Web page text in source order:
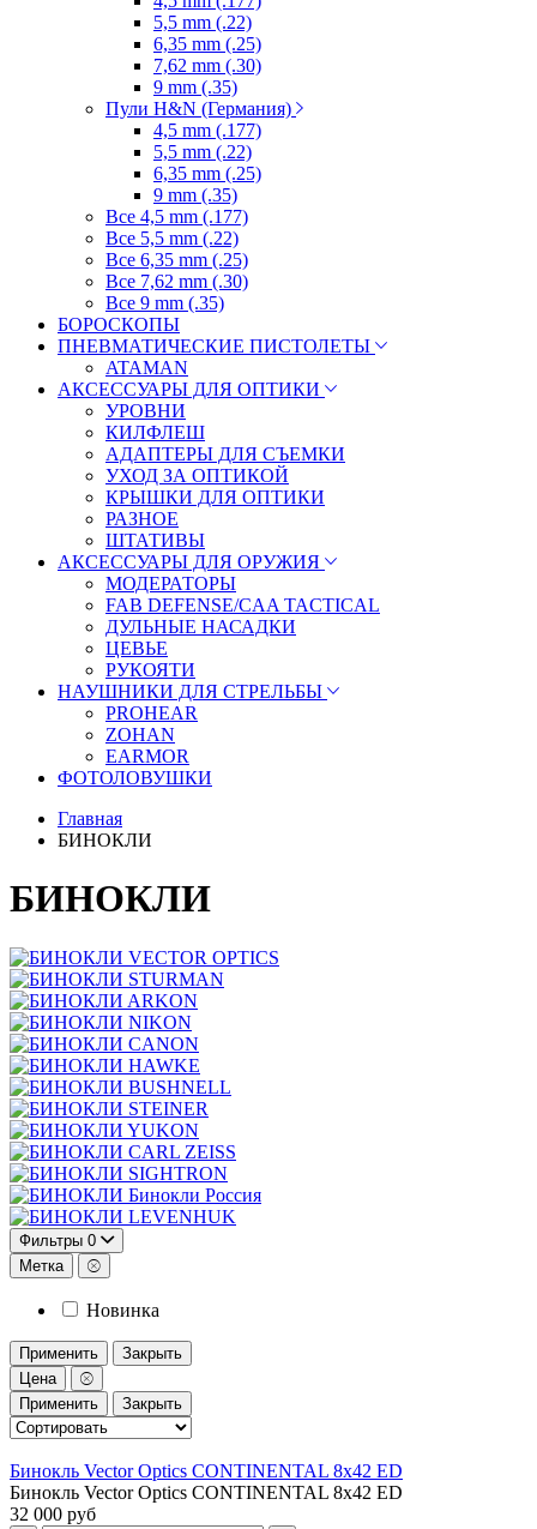
5,5 mm (.22)
6,35 mm (.25)
7,62 mm (.30)
9 mm (.35)
Пули H&N (Германия)
4,5 mm (.177)
5,5 mm (.22)
6,35 mm (.25)
9 mm (.35)
Все 4,5 mm (.177)
Все 5,5 mm (.22)
Все 6,35 mm (.25)
Все 7,62 mm (.30)
Все 9 mm (.35)
БОРОСКОПЫ
ПНЕВМАТИЧЕСКИЕ ПИСТОЛЕТЫ
ATAMAN
АКСЕССУАРЫ ДЛЯ ОПТИКИ
УРОВНИ
КИЛФЛЕШ
АДАПТЕРЫ ДЛЯ СЪЕМКИ
УХОД ЗА ОПТИКОЙ
КРЫШКИ ДЛЯ ОПТИКИ
РАЗНОЕ
ШТАТИВЫ
АКСЕССУАРЫ ДЛЯ ОРУЖИЯ
МОДЕРАТОРЫ
FAB DEFENSE/CAA TACTICAL
ДУЛЬНЫЕ НАСАДКИ
ЦЕВЬЕ
РУКОЯТИ
НАУШНИКИ ДЛЯ СТРЕЛЬБЫ
PROHEAR
ZOHAN
EARMOR
ФОТОЛОВУШКИ
Главная
БИНОКЛИ
БИНОКЛИ
VECTOR OPTICS
STURMAN
ARKON
NIKON
CANON
HAWKE
BUSHNELL
STEINER
YUKON
CARL ZEISS
SIGHTRON
Бинокли Россия
LEVENHUK
Фильтры 0
Метка
Новинка
Применить
Закрыть
Цена
Применить
Закрыть
Бинокль Vector Optics CONTINENTAL 8х42 ED
Бинокль Vector Optics CONTINENTAL 8х42 ED
32 000 руб